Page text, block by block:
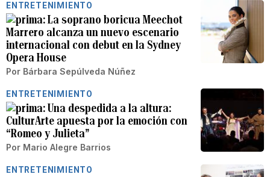
ENTRETENIMIENTO
La soprano boricua Meechot
Marrero alcanza un nuevo escenario
internacional con debut en la Sydney
Opera House
Por Bárbara Sepúlveda Núñez
ENTRETENIMIENTO
Una despedida a la altura:
CulturArte apuesta por la emoción con
“Romeo y Julieta”
Por Mario Alegre Barrios
ENTRETENIMIENTO